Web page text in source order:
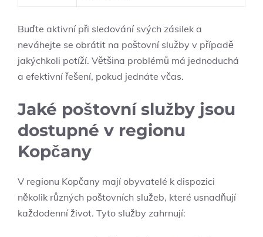
Buďte aktivní při sledování svých zásilek a
neváhejte se obrátit na poštovní služby v případě
jakýchkoli potíží. Většina problémů má jednoduchá
a efektivní řešení, pokud jednáte včas.
Jaké poštovní služby jsou
dostupné v regionu
Kopčany
V regionu Kopčany mají obyvatelé k dispozici
několik různých poštovních služeb, které usnadňují
každodenní život. Tyto služby zahrnují: